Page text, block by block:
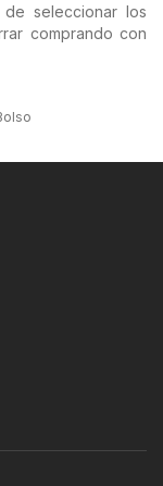
seleccionar los
comprando con